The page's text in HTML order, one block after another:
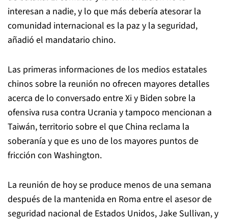
interesan a nadie, y lo que más debería atesorar la
comunidad internacional es la paz y la seguridad,
añadió el mandatario chino.
Las primeras informaciones de los medios estatales
chinos sobre la reunión no ofrecen mayores detalles
acerca de lo conversado entre Xi y Biden sobre la
ofensiva rusa contra Ucrania y tampoco mencionan a
Taiwán, territorio sobre el que China reclama la
soberanía y que es uno de los mayores puntos de
fricción con Washington.
La reunión de hoy se produce menos de una semana
después de la mantenida en Roma entre el asesor de
seguridad nacional de Estados Unidos, Jake Sullivan, y